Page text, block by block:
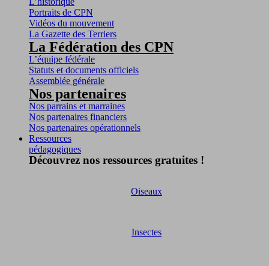
Portraits de CPN
Vidéos du mouvement
La Gazette des Terriers
La Fédération des CPN
L’équipe fédérale
Statuts et documents officiels
Assemblée générale
Nos partenaires
Nos parrains et marraines
Nos partenaires financiers
Nos partenaires opérationnels
Ressources
pédagogiques
Découvrez nos ressources gratuites !
Oiseaux
Insectes